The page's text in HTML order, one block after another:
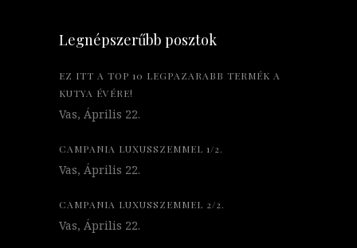
Legnépszerűbb posztok
EZ ITT A TOP 10 LEGPAZARABB TERMÉK A
KUTYA ÉVÉRE!
Vas, Április 22.
CAMPANIA LUXUSSZEMMEL 1/2.
Vas, Április 22.
CAMPANIA LUXUSSZEMMEL 2/2.
Vas, Április 22.